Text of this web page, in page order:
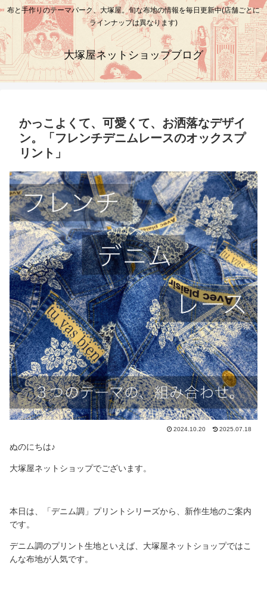
布と手作りのテーマパーク、大塚屋。旬な布地の情報を毎日更新中(店舗ごとに
ラインナップは異なります)
大塚屋ネットショップブログ
かっこよくて、可愛くて、お洒落なデザイ
ン。「フレンチデニムレースのオックスプ
リント」
2024.10.20 2025.07.18
ぬのにちは♪
大塚屋ネットショップでございます。
本日は、「デニム調」プリントシリーズから、新作生地のご案内
です。
デニム調のプリント生地といえば、大塚屋ネットショップではこ
んな布地が人気です。